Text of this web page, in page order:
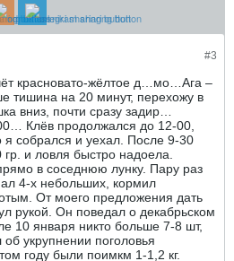
#3
красновато-жёлтое д…мо…Ага –
тишина на 20 минут, перехожу в
вниз, почти сразу задир…
Клёв продолжался до 12-00,
собрался и уехал. После 9-30
и ловля быстро надоела.
в соседнюю лунку. Пару раз
4-х небольших, кормил
От моего предложения дать
рукой. Он поведал о декабрьском
10 января никто больше 7-8 шт,
укрупнении поголовья
году были поимкм 1-1,2 кг.